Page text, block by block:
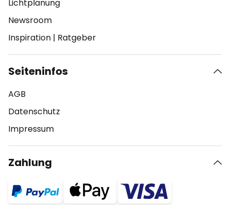
Lichtplanung
Newsroom
Inspiration | Ratgeber
Seiteninfos
AGB
Datenschutz
Impressum
Zahlung